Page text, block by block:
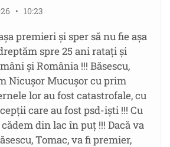
• 10:23
premieri și sper să nu fie așa
spre 25 ani ratați și
și România !!! Băsescu,
Nicușor Mucușor cu prim
lor au fost catastrofale, cu
care au fost psd-iști !!! Cu
din lac în puț !!! Dacă va
Tomac, va fi premier,